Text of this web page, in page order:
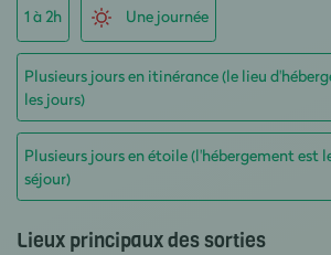
1 à 2h Une journée
Plusieurs jours en itinérance (le lieu
les jours)
Plusieurs jours en étoile (l'hébergement est
séjour)
Lieux principaux des sorties